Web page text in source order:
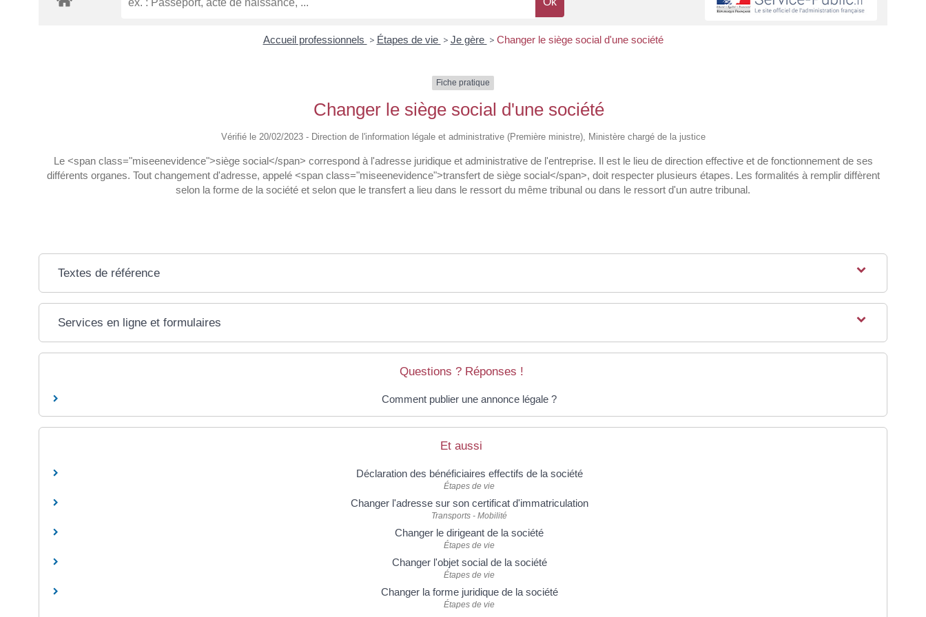
Accueil professionnels > Étapes de vie > Je gère > Changer le siège social d'une société
Fiche pratique
Changer le siège social d'une société
Vérifié le 20/02/2023 - Direction de l'information légale et administrative (Première ministre), Ministère chargé de la justice
Le <span class="miseenevidence">siège social</span> correspond à l'adresse juridique et administrative de l'entreprise. Il est le lieu de direction effective et de fonctionnement de ses
différents organes. Tout changement d'adresse, appelé <span class="miseenevidence">transfert de siège social</span>, doit respecter plusieurs étapes. Les formalités à remplir diffèrent
selon la forme de la société et selon que le transfert a lieu dans le ressort du même tribunal ou dans le ressort d'un autre tribunal.
Textes de référence
Services en ligne et formulaires
Questions ? Réponses !
Comment publier une annonce légale ?
Et aussi
Déclaration des bénéficiaires effectifs de la société
Étapes de vie
Changer l'adresse sur son certificat d'immatriculation
Transports - Mobilité
Changer le dirigeant de la société
Étapes de vie
Changer l'objet social de la société
Étapes de vie
Changer la forme juridique de la société
Étapes de vie